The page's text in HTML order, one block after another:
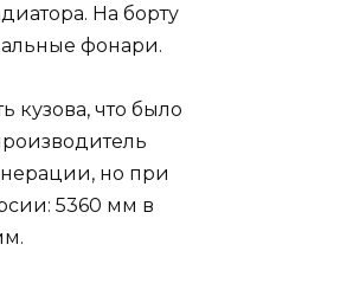
На борту
фонари.
кузова, что было
но при
5360 мм в